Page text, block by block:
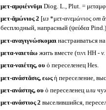
μετ-αμφιέννῡμιDiog. L., Plut. =
μετ-ᾰμώνιος 2 [из*μετ-ανεμώνιος от
бесплодный, напрасный (ψεύδεα
μετ-αναγιγνώσκομαι настраиваться
μετα-ναιετάω жить вместе (τινι HH -
μετα-ναιέτης, ουὁ переселенец Hes.
μετ-ανάστᾰσις, εωςἡ переселение,
μετ-ανάστης, ουὁ переселенец или
μετ-ανάστιος 2 выселившийся,